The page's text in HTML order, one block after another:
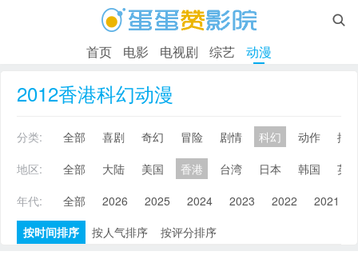

首页 电影 电视剧 综艺 动漫
2012香港科幻动漫
分类: 全部 喜剧 奇幻 冒险 剧情 科幻 动作
搞
地区:
全部 大陆 美国 香港 台湾 日本 韩国
英
年代:
全部 2026 2025 2024 2023 2022 2021
按时间排序
按人气排序 按评分排序